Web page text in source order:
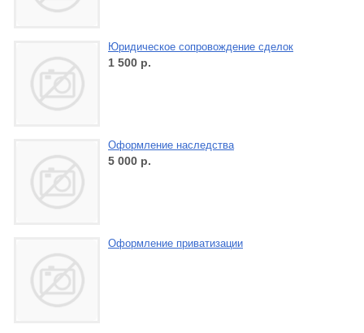
Юридическое сопровождение сделок
1 500 р.
Оформление наследства
5 000 р.
Оформление приватизации